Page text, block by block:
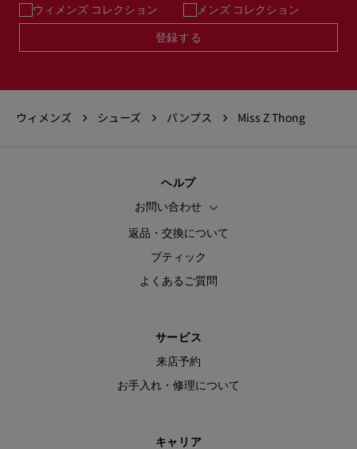
ウィメンズ コレクション メンズ コレクション
登録する
ウィメンズ シューズ パンプス Miss Z Thong
ヘルプ
お問い合わせ
返品・交換について
ブティック
よくあるご質問
サービス
来店予約
お手入れ・修理について
キャリア